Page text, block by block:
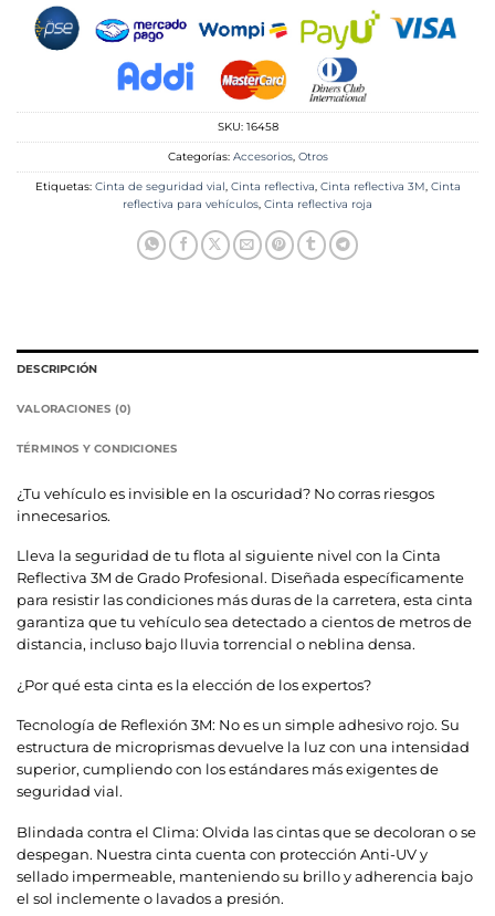
SKU: 16458
Categorías: Accesorios, Otros
Etiquetas: Cinta de seguridad vial, Cinta reflectiva, Cinta reflectiva 3M, Cinta
reflectiva para vehículos, Cinta reflectiva roja
DESCRIPCIÓN
VALORACIONES (0)
TÉRMINOS Y CONDICIONES
¿Tu vehículo es invisible en la oscuridad? No corras riesgos
innecesarios.
Lleva la seguridad de tu flota al siguiente nivel con la Cinta
Reflectiva 3M de Grado Profesional. Diseñada específicamente
para resistir las condiciones más duras de la carretera, esta cinta
garantiza que tu vehículo sea detectado a cientos de metros de
distancia, incluso bajo lluvia torrencial o neblina densa.
¿Por qué esta cinta es la elección de los expertos?
Tecnología de Reflexión 3M: No es un simple adhesivo rojo. Su
estructura de microprismas devuelve la luz con una intensidad
superior, cumpliendo con los estándares más exigentes de
seguridad vial.
Blindada contra el Clima: Olvida las cintas que se decoloran o se
despegan. Nuestra cinta cuenta con protección Anti-UV y
sellado impermeable, manteniendo su brillo y adherencia bajo
el sol inclemente o lavados a presión.